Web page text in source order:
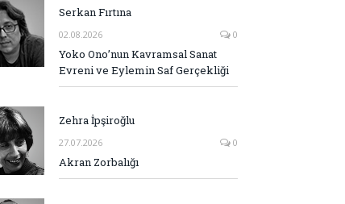
Serkan Fırtına
02.08.2026 0
Yoko Ono’nun Kavramsal Sanat
Evreni ve Eylemin Saf Gerçekliği
Zehra İpşiroğlu
27.07.2026 0
Akran Zorbalığı